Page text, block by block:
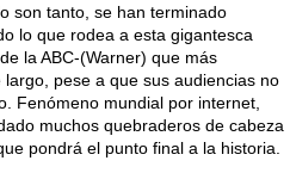
son tanto, se han terminado
lo que rodea a esta gigantesca
la ABC-(Warner) que más
pese a que sus audiencias no
Fenómeno mundial por internet,
muchos quebraderos de cabeza
pondrá el punto final a la historia.